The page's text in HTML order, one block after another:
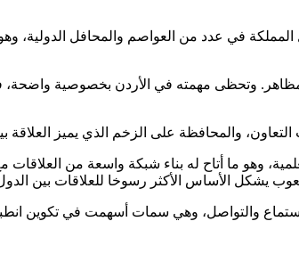
في عدد من العواصم والمحافل الدولية،
وتحظى مهمته في الأردن بخصوصية واضحة،
والمحافظة على الزخم الذي يميز العلاقة
وهو ما أتاح له بناء شبكة واسعة من
يشكل الأساس الأكثر رسوخا للعلاقات بين
والتواصل، وهي سمات أسهمت في تكوين